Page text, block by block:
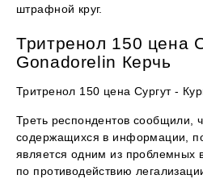
штрафной круг.
Тритренол 150 цена
Gonadorelin Керчь
Тритренол 150 цена Сургут -
Треть респондентов сообщили,
содержащихся в информации,
является одним из проблемных
по противодействию